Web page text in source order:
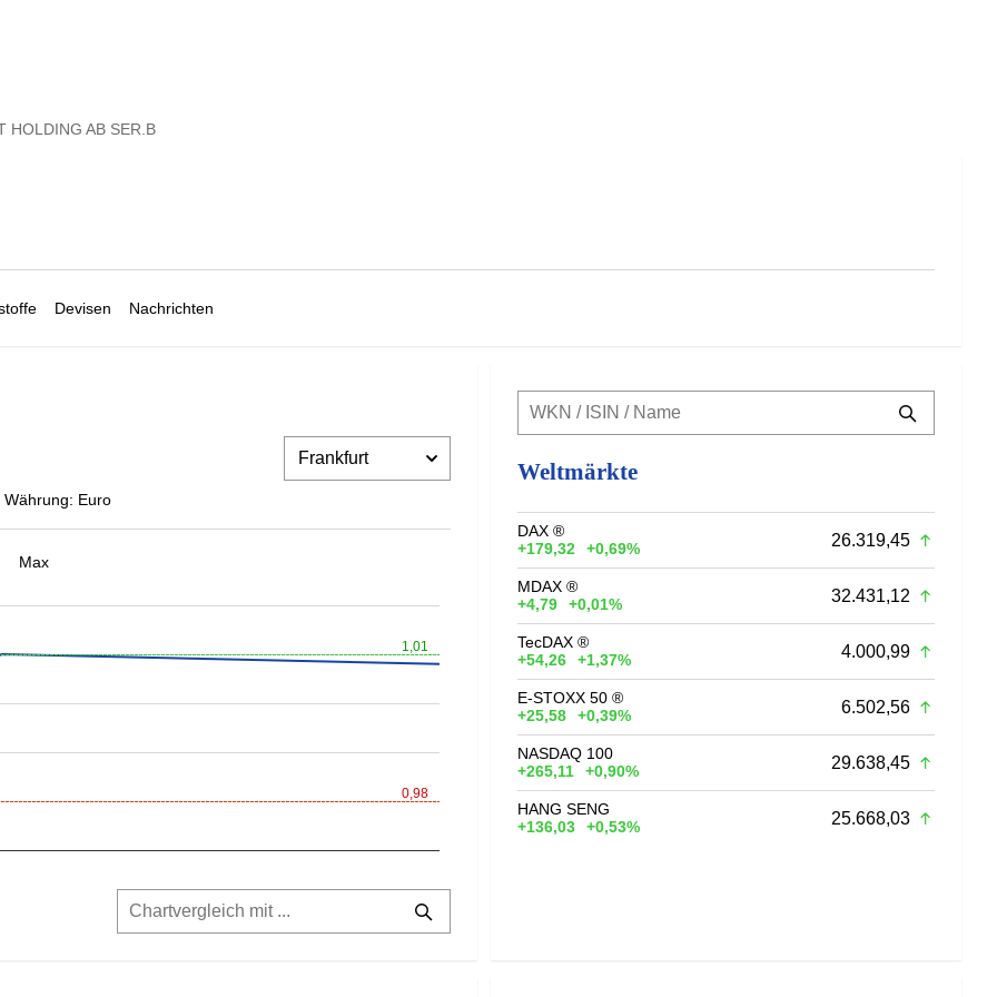
HOLDING AB SER.B
Devisen Nachrichten
Währung: Euro
Max
1,01
0,98
Weltmärkte
DAX ®
+179,32
+0,69% 26.319,45
MDAX ®
+4,79
+0,01% 32.431,12
TecDAX ®
+54,26
+1,37% 4.000,99
E-STOXX 50 ®
+25,58
+0,39% 6.502,56
NASDAQ 100
+265,11
+0,90% 29.638,45
HANG SENG
+136,03
+0,53% 25.668,03